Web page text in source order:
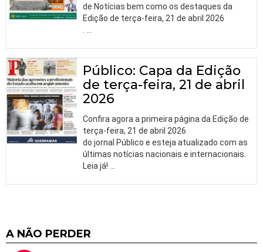
de Notícias bem como os destaques da
Edição de terça-feira, 21 de abril 2026
Público: Capa da Edição
de terça-feira, 21 de abril
2026
Confira agora a primeira página da Edição de
terça-feira, 21 de abril 2026
do jornal Público e esteja atualizado com as
últimas notícias nacionais e internacionais.
Leia já!
A NÃO PERDER